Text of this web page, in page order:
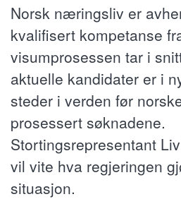
Norsk næringsliv er
kvalifisert kompetanse
visumprosessen tar i
aktuelle kandidater er i
steder i verden før
prosessert søknadene.
Stortingsrepresentant
vil vite hva regjeringen
situasjon.